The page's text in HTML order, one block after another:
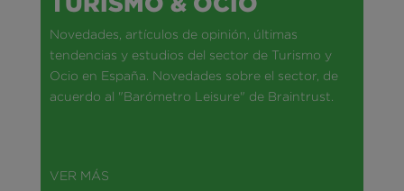
Novedades, artículos de opinión, últimas
tendencias y estudios del sector de Turismo y
Ocio en España. Novedades sobre el sector, de
acuerdo al "Barómetro Leisure" de Braintrust.
VER MÁS